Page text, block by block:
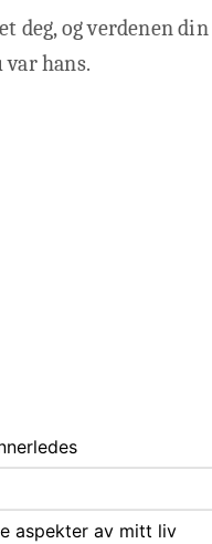
deg, og verdenen
var hans.
aspekter av mitt liv